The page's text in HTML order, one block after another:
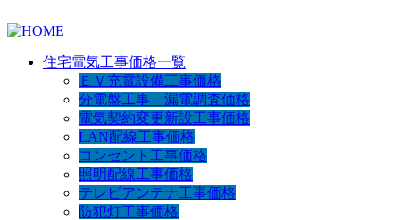
住宅電気工事価格一覧
ＥＶ充電設備工事価格
分電盤工事 漏電調査価格
電気契約変更新設工事価格
LAN配線工事価格
コンセント工事価格
照明配線工事価格
テレビアンテナ工事価格
防犯灯工事価格